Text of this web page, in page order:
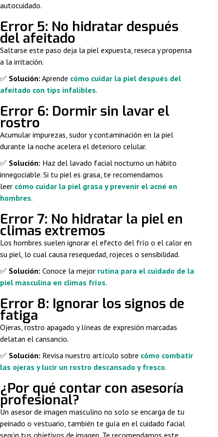
autocuidado.
Error 5: No hidratar después
del afeitado
Saltarse este paso deja la piel expuesta, reseca y propensa
a la irritación.
✅ Solución: Aprende cómo cuidar la piel después del
afeitado con tips infalibles.
Error 6: Dormir sin lavar el
rostro
Acumular impurezas, sudor y contaminación en la piel
durante la noche acelera el deterioro celular.
✅ Solución: Haz del lavado facial nocturno un hábito
innegociable. Si tu piel es grasa, te recomendamos
leer cómo cuidar la piel grasa y prevenir el acné en
hombres.
Error 7: No hidratar la piel en
climas extremos
Los hombres suelen ignorar el efecto del frío o el calor en
su piel, lo cual causa resequedad, rojeces o sensibilidad.
✅ Solución: Conoce la mejor rutina para el cuidado de la
piel masculina en climas fríos.
Error 8: Ignorar los signos de
fatiga
Ojeras, rostro apagado y líneas de expresión marcadas
delatan el cansancio.
✅ Solución: Revisa nuestro artículo sobre cómo combatir
las ojeras y lucir un rostro descansado y fresco.
¿Por qué contar con asesoría
profesional?
Un asesor de imagen masculino no solo se encarga de tu
peinado o vestuario, también te guía en el cuidado facial